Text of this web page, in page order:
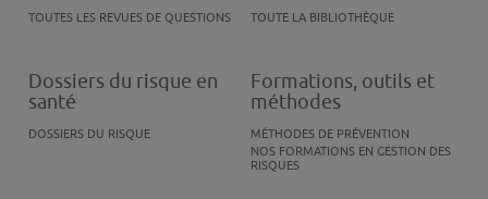
TOUTES LES REVUES DE QUESTIONS TOUTE LA BIBLIOTHÈQUE
Dossiers du risque en
santé
DOSSIERS DU RISQUE
Formations, outils et
méthodes
MÉTHODES DE PRÉVENTION
NOS FORMATIONS EN GESTION DES
RISQUES